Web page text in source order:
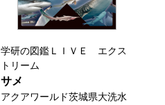
学研の図鑑ＬＩＶＥ エクス
トリーム
サメ
アクアワールド茨城県大洗水